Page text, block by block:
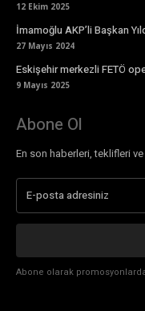
12 Ekim 2025
İmamoğlu AKP’li Başkan
27 Mayıs 2024
Eskişehir merkezli FETÖ
9 Mayıs 2025
Abone Ol
En son haberleri, teklifleri
Abone olarak